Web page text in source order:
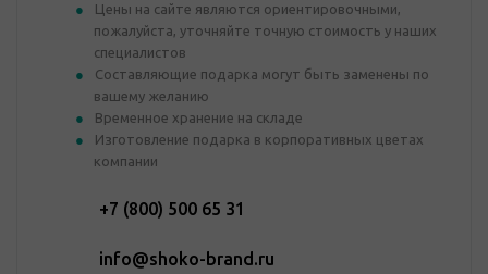
Цены на сайте являются ориентировочными,
пожалуйста, уточняйте точную стоимость у наших
специалистов
Составляющие подарка могут быть заменены по
вашему желанию
Временное хранение на складе
Изготовление подарка в корпоративных цветах
компании
+7 (800) 500 65 31
info@shoko-brand.ru